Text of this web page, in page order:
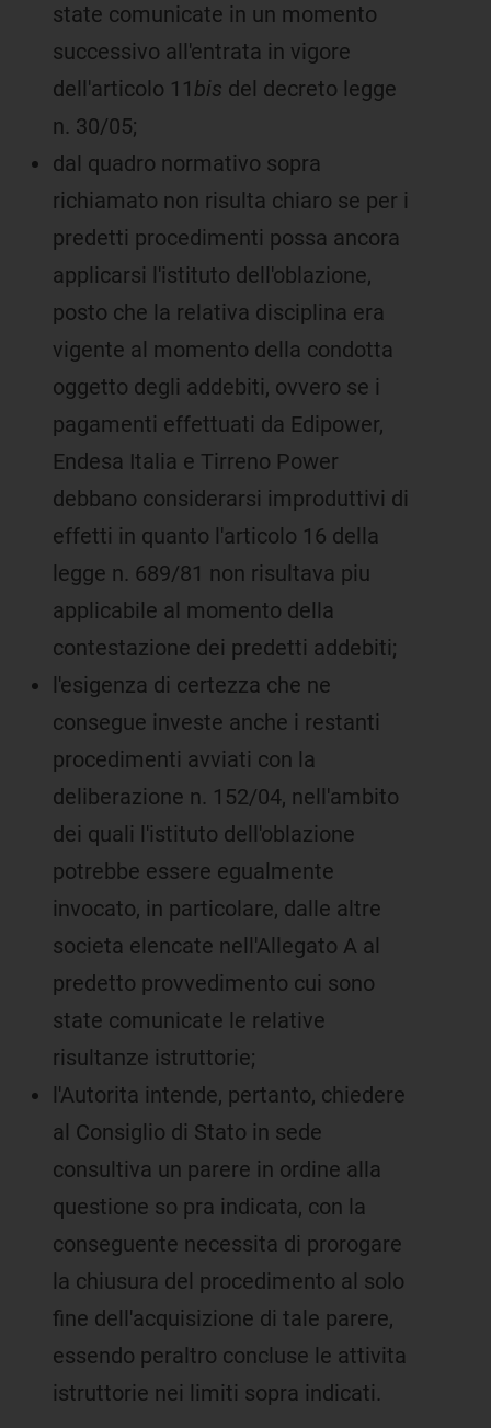
state comunicate in un momento
successivo all'entrata in vigore
dell'articolo 11 bis del decreto legge
n. 30/05;
dal quadro normativo sopra
richiamato non risulta chiaro se per i
predetti procedimenti possa ancora
applicarsi l'istituto dell'oblazione,
posto che la relativa disciplina era
vigente al momento della condotta
oggetto degli addebiti, ovvero se i
pagamenti effettuati da Edipower,
Endesa Italia e Tirreno Power
debbano considerarsi improduttivi di
effetti in quanto l'articolo 16 della
legge n. 689/81 non risultava piu
applicabile al momento della
contestazione dei predetti addebiti;
l'esigenza di certezza che ne
consegue investe anche i restanti
procedimenti avviati con la
deliberazione n. 152/04, nell'ambito
dei quali l'istituto dell'oblazione
potrebbe essere egualmente
invocato, in particolare, dalle altre
societa elencate nell'Allegato A al
predetto provvedimento cui sono
state comunicate le relative
risultanze istruttorie;
l'Autorita intende, pertanto, chiedere
al Consiglio di Stato in sede
consultiva un parere in ordine alla
questione so pra indicata, con la
conseguente necessita di prorogare
la chiusura del procedimento al solo
fine dell'acquisizione di tale parere,
essendo peraltro concluse le attivita
istruttorie nei limiti sopra indicati.